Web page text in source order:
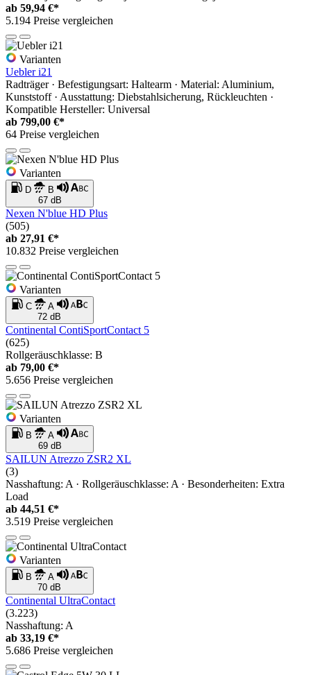
ab 59,94 €*
5.194 Preise vergleichen
Varianten
Uebler i21
Radträger · Befestigungsart: Haltearm · Material: Aluminium,
Kunststoff · Ausstattung: Diebstahlsicherung, Rückleuchten ·
Kompatible Hersteller: Universal
ab 799,00 €*
64 Preise vergleichen
Varianten
D
B
67 dB
Nexen N'blue HD Plus
(505)
ab 27,91 €*
10.832 Preise vergleichen
Varianten
C
A
72 dB
Continental ContiSportContact 5
(625)
Rollgeräuschklasse: B
ab 79,00 €*
5.656 Preise vergleichen
Varianten
B
A
69 dB
SAILUN Atrezzo ZSR2 XL
(3)
Nasshaftung: A · Rollgeräuschklasse: A · Besonderheiten: Extra
Load
ab 44,51 €*
3.519 Preise vergleichen
Varianten
B
A
70 dB
Continental UltraContact
(3.223)
Nasshaftung: A
ab 33,19 €*
5.686 Preise vergleichen